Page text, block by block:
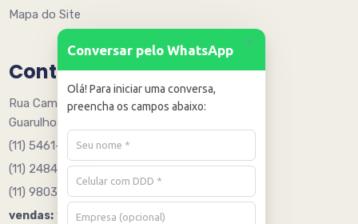
Mapa do Site
Contato
Rua Caminho Quinze 205 - Água Chata
Guarulhos - SP - 07251005
(11) 5461-6078
(11) 2484-8090
(11) 98036-2229
vendas: vendas@jagb.com.br
+
Conversar pelo WhatsApp
Olá! Para iniciar uma conversa,
preencha os campos abaixo: